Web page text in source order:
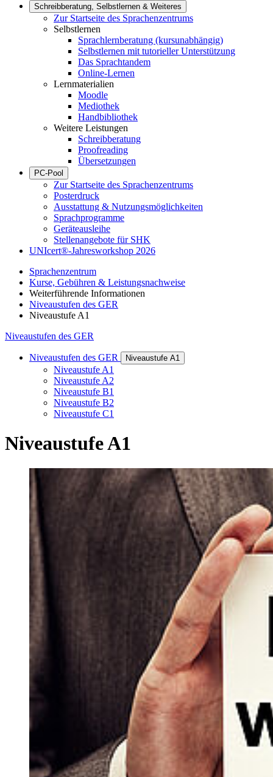
Schreibberatung, Selbstlernen & Weiteres
Zur Startseite des Sprachenzentrums
Selbstlernen
Sprachlernberatung (kursunabhängig)
Selbstlernen mit tutorieller Unterstützung
Das Sprachtandem
Online-Lernen
Lernmaterialien
Moodle
Mediothek
Handbibliothek
Weitere Leistungen
Schreibberatung
Proofreading
Übersetzungen
PC-Pool
Zur Startseite des Sprachenzentrums
Posterdruck
Ausstattung & Nutzungsmöglichkeiten
Sprachprogramme
Geräteausleihe
Stellenangebote für SHK
UNIcert®-Jahresworkshop 2026
Sprachenzentrum
Kurse, Gebühren & Leistungsnachweise
Weiterführende Informationen
Niveaustufen des GER
Niveaustufe A1
Niveaustufen des GER
Niveaustufen des GER Niveaustufe A1
Niveaustufe A1
Niveaustufe A2
Niveaustufe B1
Niveaustufe B2
Niveaustufe C1
Niveaustufe A1